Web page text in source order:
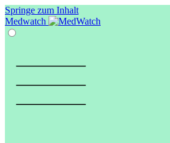
Springe zum Inhalt
Medwatch